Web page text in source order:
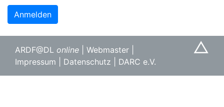
Anmelden
△
ARDF@DL online Webmaster
Impressum
Datenschutz DARC e.V.